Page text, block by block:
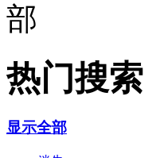
热门搜索
显示全部